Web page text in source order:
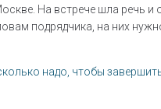
На встрече шла речь и
подрядчика, на них
надо, чтобы